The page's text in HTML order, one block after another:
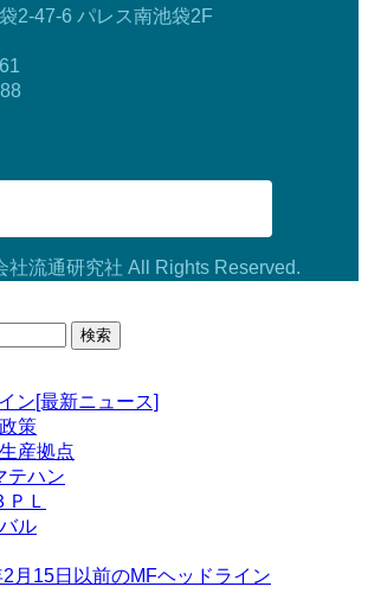
2-47-6 パレス南池袋2F
社流通研究社 All Rights Reserved.
ン[最新ニュース]
策
産拠点
テハン
ＰＬ
ル
月15日以前のMFヘッドライン